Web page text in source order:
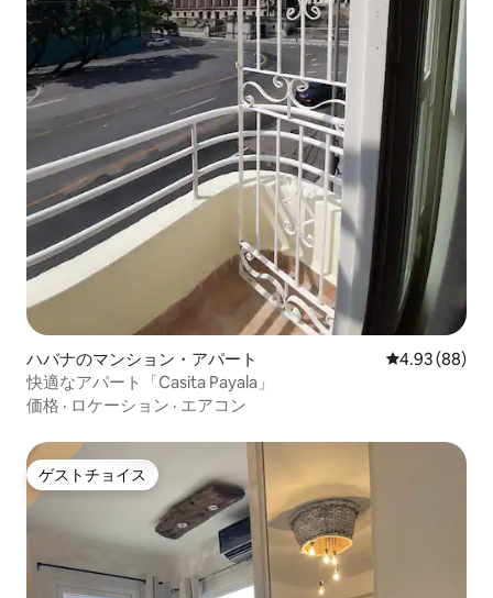
ハバナのマンション・アパート レビュー88
4.93 (88)
快適なアパート「Casita Payala」
価格 · ロケーション · エアコン
ゲストチョイス
ゲストチョイス